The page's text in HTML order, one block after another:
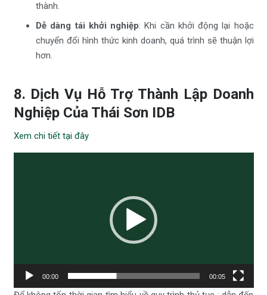
thành.
Dễ dàng tái khởi nghiệp: Khi cần khởi động lại hoặc
chuyển đổi hình thức kinh doanh, quá trình sẽ thuận lợi
hơn.
8. Dịch Vụ Hỗ Trợ Thành Lập Doanh
Nghiệp Của Thái Sơn IDB
Xem chi tiết tại đây
00:00 00:05